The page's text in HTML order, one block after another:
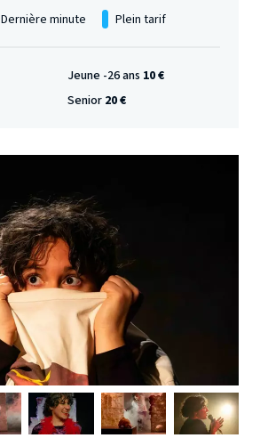
Dernière minute Plein tarif
Jeune -26 ans 10 €
Senior 20 €